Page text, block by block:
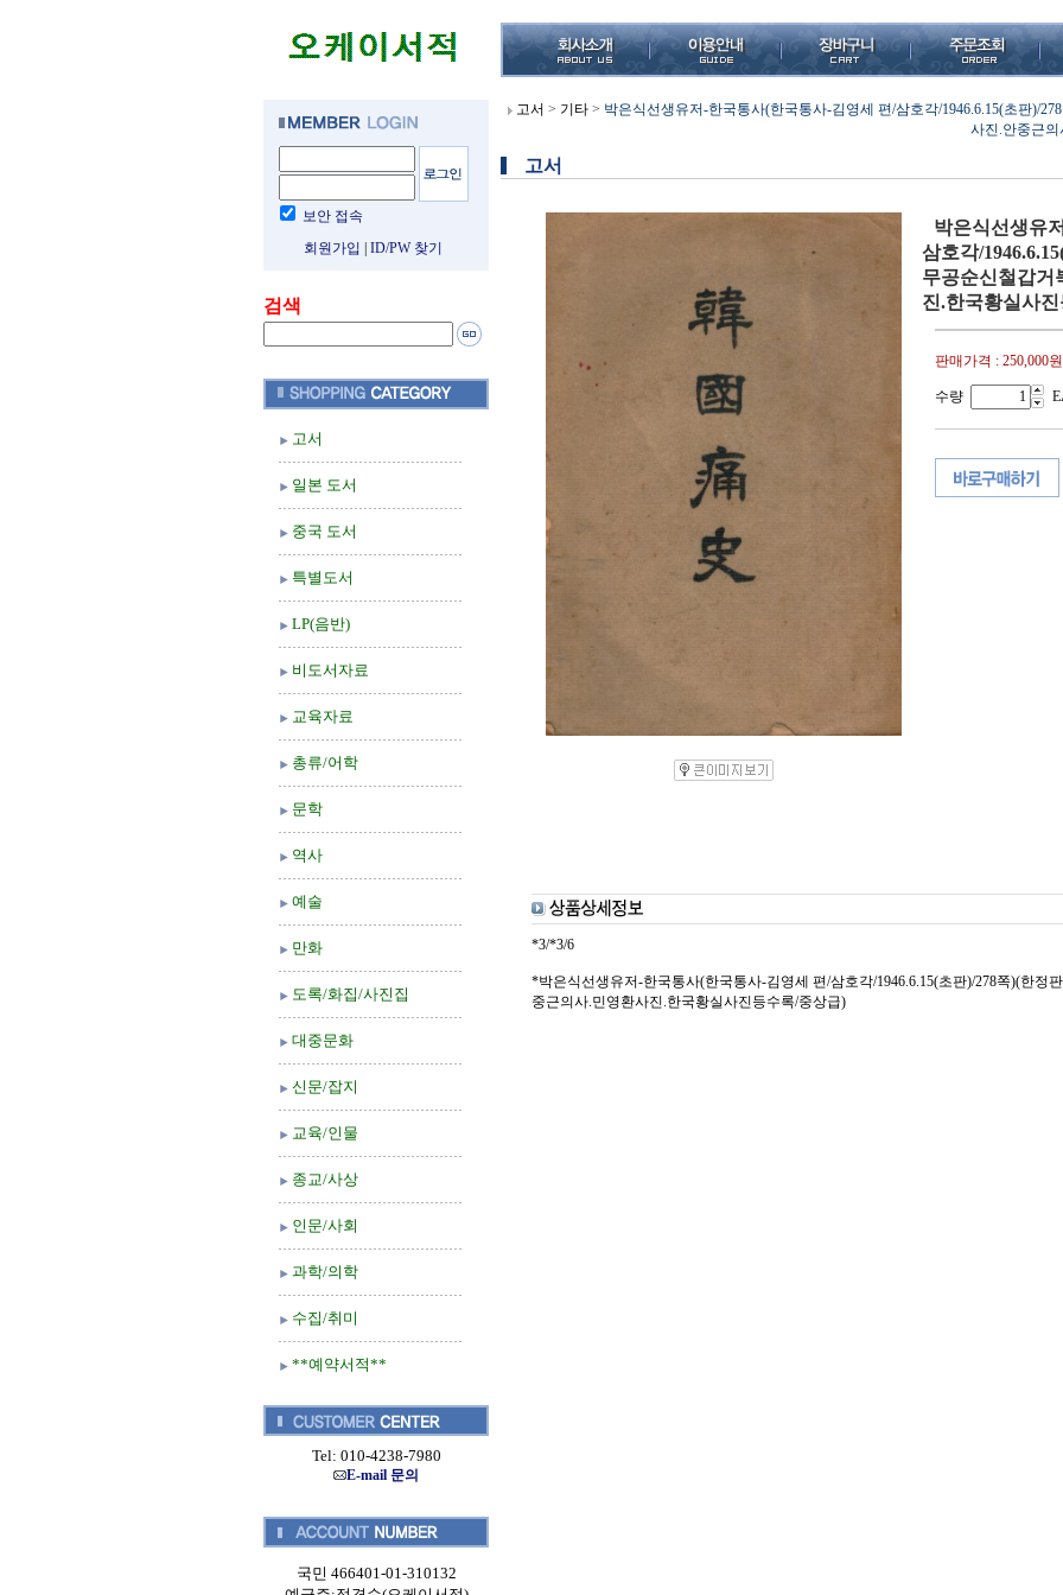
보안 접속
회원가입
ID/PW 찾기
검색
고서
일본 도서
중국 도서
특별도서
LP(음반)
비도서자료
교육자료
총류/어학
문학
역사
예술
만화
도록/화집/사진집
대중문화
신문/잡지
교육/인물
종교/사상
인문/사회
과학/의학
수집/취미
**예약서적**
Tel: 010-4238-7980
E-mail 문의
국민 466401-01-310132
고서 > 기타 > 박은식선생유저-한국통사(한국통사-김영세 편/삼호각/1946.6.15(초판)/
사진.안중근
고서
박은식선생유
삼호각/
무공순신철갑거
진.한국황실사
판매가격 : 250,000원
수량
*3/*3/6
*박은식선생유저-한국통사(한국통사-김영세 편/삼호각/1946.6.15(초판)/278쪽)(한정
중근의사.민영환사진.한국황실사진등수록/중상급)